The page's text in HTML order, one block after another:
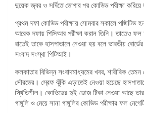
দুয়েক জ্বর ও সর্দিতে ভোগার পর কোভিড পরীক্ষা করিয়ে
প্রথম দফা কোভিড পরীক্ষায় সোমবার সকালে পজিটিভ
আরেক দফায় পিসিআর পরীক্ষা করান তিনি। তাতেও
রাতেই তাকে হাসপাতালে নেওয়া হয় বলে ভারতীয়
সংবাদ সংস্থা পিটিআই।
কলকাতার বিভিন্ন সংবাদমাধ্যমের খবর, শারীরিক
সৌরভের। স্রেফ ঝুঁকি এড়াতেই নেওয়া হয়েছে
স্থিতিশীল। কোভিডের দুই ডোজ টিকা নেওয়া আছে
গাঙ্গুলি ও মেয়ে সানা গাঙ্গুলির কোভিড পরীক্ষার ফল